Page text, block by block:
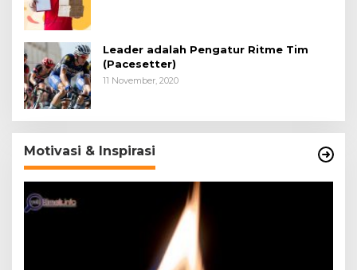
Leader adalah Pengatur Ritme Tim
(Pacesetter)
11 November, 2020
Motivasi & Inspirasi